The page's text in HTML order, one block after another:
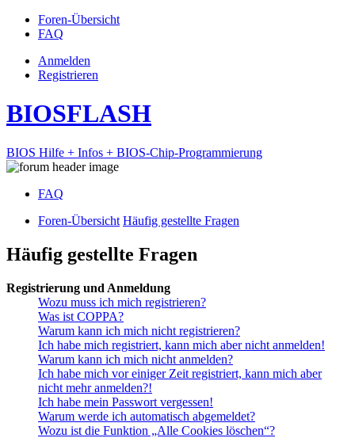
Foren-Übersicht
FAQ
Anmelden
Registrieren
BIOSFLASH
BIOS Hilfe + Infos + BIOS-Chip-Programmierung
FAQ
Foren-Übersicht Häufig gestellte Fragen
Häufig gestellte Fragen
Registrierung und Anmeldung
Wozu muss ich mich registrieren?
Was ist COPPA?
Warum kann ich mich nicht registrieren?
Ich habe mich registriert, kann mich aber nicht anmelden!
Warum kann ich mich nicht anmelden?
Ich habe mich vor einiger Zeit registriert, kann mich aber
nicht mehr anmelden?!
Ich habe mein Passwort vergessen!
Warum werde ich automatisch abgemeldet?
Wozu ist die Funktion „Alle Cookies löschen“?